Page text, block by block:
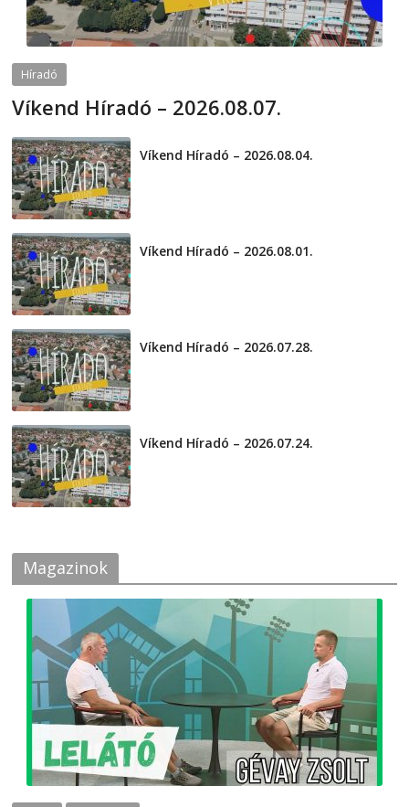
Híradó
Víkend Híradó – 2026.08.07.
Víkend Híradó – 2026.08.04.
Víkend Híradó – 2026.08.01.
Víkend Híradó – 2026.07.28.
Víkend Híradó – 2026.07.24.
Magazinok